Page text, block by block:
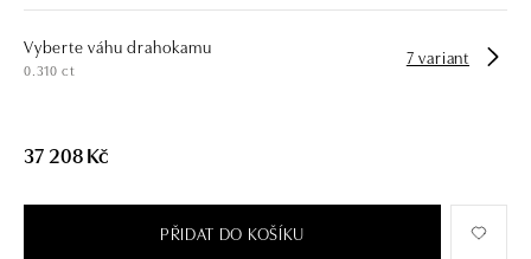
Vyberte váhu drahokamu
0.310 ct
7 variant
37 208 Kč
PŘIDAT DO KOŠÍKU